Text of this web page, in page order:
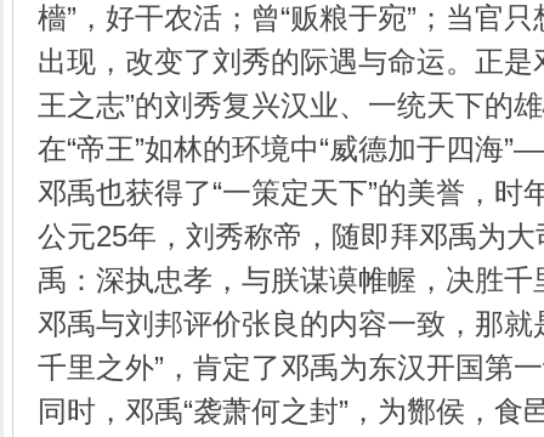
檣”，好干农活；曾“贩粮于宛”；当官
出现，改变了刘秀的际遇与命运。正是
王之志”的刘秀复兴汉业、一统天下的
在“帝王”如林的环境中“威德加于四海
邓禹也获得了“一策定天下”的美誉，时
公元25年，刘秀称帝，随即拜邓禹为大
禹：深执忠孝，与朕谋谟帷幄，决胜千
邓禹与刘邦评价张良的内容一致，那就
千里之外”，肯定了邓禹为东汉开国第
同时，邓禹“袭萧何之封”，为酂侯，食